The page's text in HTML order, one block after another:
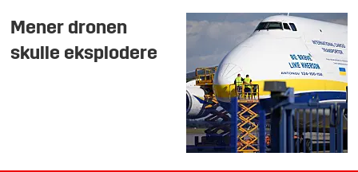
Mener dronen
skulle eksplodere